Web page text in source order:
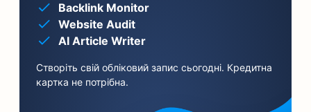
Backlink Monitor
Website Audit
AI Article Writer
Створіть свій обліковий запис сьогодні. Кредитна
картка не потрібна.